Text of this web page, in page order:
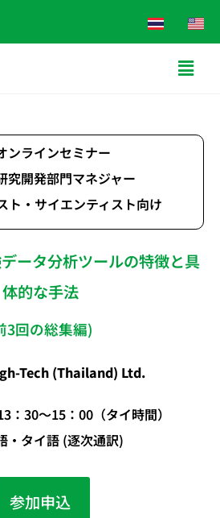
ンラインセミナー
究開発部門マネジャー
ト・サイエンティスト向け
ータ分析ツールの特徴と具
体的な手法
3回の総集編)
Tech (Thailand) Ltd.
：30～15：00（タイ時間）
・タイ語 (逐次通訳)
参加申込